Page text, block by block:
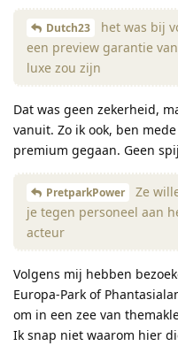
Dutch23
het was bij
een preview garantie
luxe zou zijn
Dat was geen zekerheid,
vanuit. Zo ik ook, ben
premium gegaan. Geen
PretparkPower
Ze
je tegen personeel aan
acteur
Volgens mij hebben
Europa-Park of
om in een zee van
Ik snap niet waarom hier